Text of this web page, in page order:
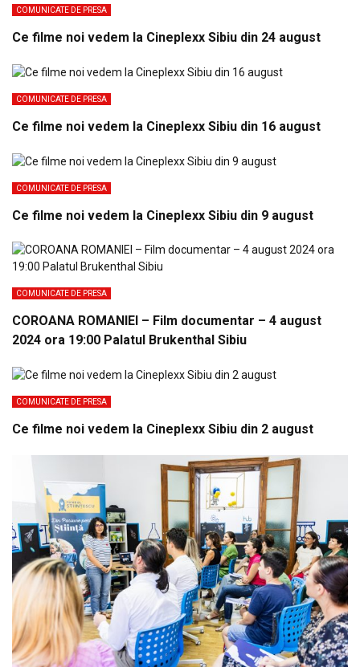
COMUNICATE DE PRESA
Ce filme noi vedem la Cineplexx Sibiu din 24 august
COMUNICATE DE PRESA
Ce filme noi vedem la Cineplexx Sibiu din 16 august
COMUNICATE DE PRESA
Ce filme noi vedem la Cineplexx Sibiu din 9 august
COMUNICATE DE PRESA
COROANA ROMANIEI – Film documentar – 4 august
2024 ora 19:00 Palatul Brukenthal Sibiu
COMUNICATE DE PRESA
Ce filme noi vedem la Cineplexx Sibiu din 2 august